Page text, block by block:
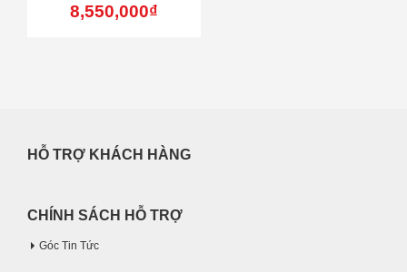
8,550,000₫
HỖ TRỢ KHÁCH HÀNG
CHÍNH SÁCH HỖ TRỢ
Góc Tin Tức